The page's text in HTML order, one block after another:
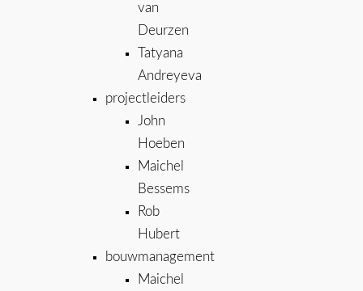
van
Deurzen
Tatyana
Andreyeva
projectleiders
John
Hoeben
Maichel
Bessems
Rob
Hubert
bouwmanagement
Maichel